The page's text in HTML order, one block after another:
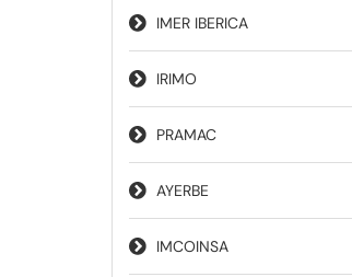
IMER IBERICA
IRIMO
PRAMAC
AYERBE
IMCOINSA